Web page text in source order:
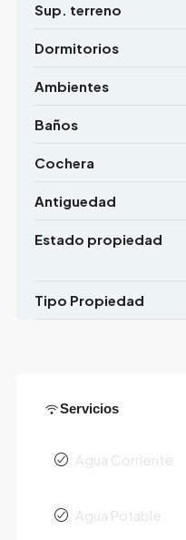
Sup. terreno
Dormitorios
Ambientes
Baños
Cochera
Antiguedad
Estado propiedad
Tipo Propiedad
Servicios
Agua Corriente
Agua Potable